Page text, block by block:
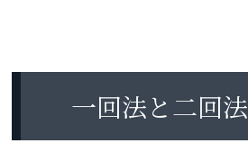
一回法と二回